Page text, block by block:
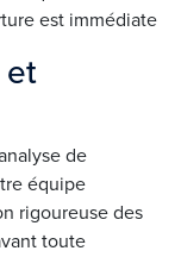
est immédiate
de
équipe
rigoureuse des
toute